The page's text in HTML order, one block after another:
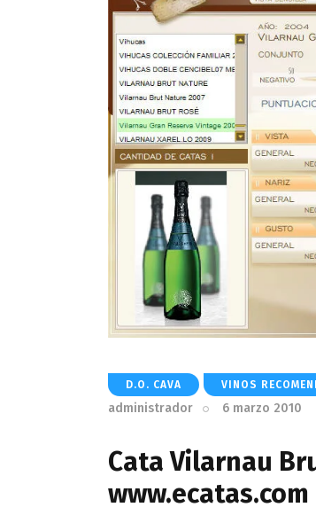
D.O. CAVA VINOS
administrador
6 marzo 2010
Cata Vilarnau